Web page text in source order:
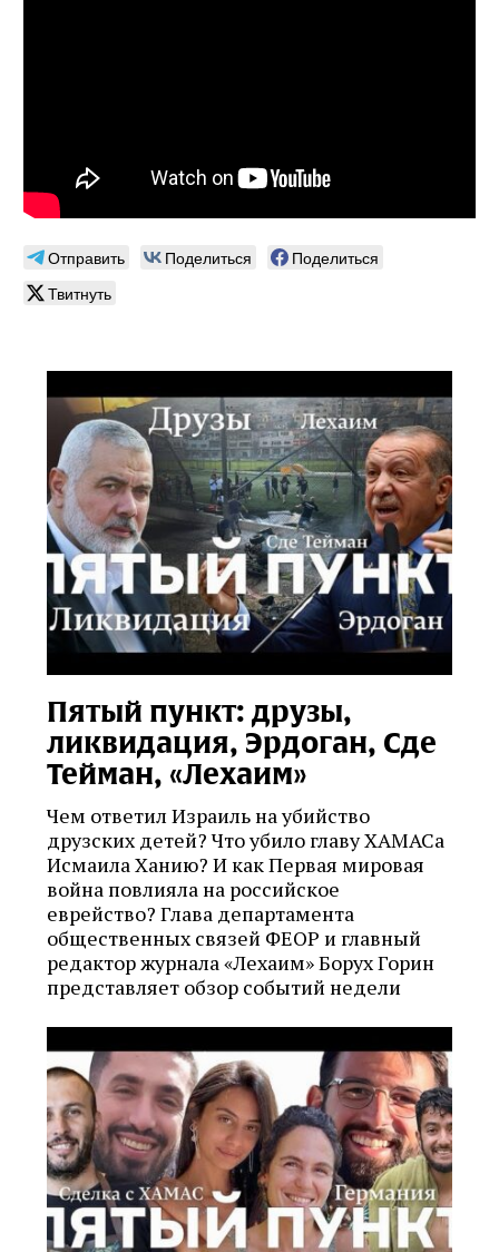
Отправить Поделиться
Поделиться
Твитнуть
Пятый пункт: друзы,
ликвидация, Эрдоган, Сде
Тейман, «Лехаим»
Чем ответил Израиль на убийство
друзских детей? Что убило главу ХАМАСа
Исмаила Ханию? И как Первая мировая
война повлияла на российское
еврейство? Глава департамента
общественных связей ФЕОР и главный
редактор журнала «Лехаим» Борух Горин
представляет обзор событий недели